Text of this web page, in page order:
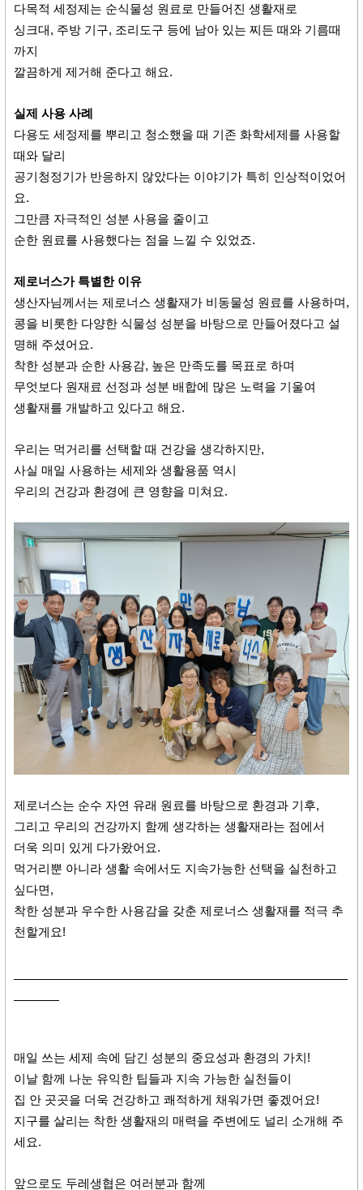
다목적 세정제는 순식물성 원료로 만들어진 생활재로
싱크대, 주방 기구, 조리도구 등에 남아 있는 찌든 때와 기름때
까지
깔끔하게 제거해 준다고 해요.
실제 사용 사례
다용도 세정제를 뿌리고 청소했을 때 기존 화학세제를 사용할
때와 달리
공기청정기가 반응하지 않았다는 이야기가 특히 인상적이었어
요.
그만큼 자극적인 성분 사용을 줄이고
순한 원료를 사용했다는 점을 느낄 수 있었죠.
제로너스가 특별한 이유
생산자님께서는 제로너스 생활재가 비동물성 원료를 사용하며,
콩을 비롯한 다양한 식물성 성분을 바탕으로 만들어졌다고 설
명해 주셨어요.
착한 성분과 순한 사용감, 높은 만족도를 목표로 하며
무엇보다 원재료 선정과 성분 배합에 많은 노력을 기울여
생활재를 개발하고 있다고 해요.
우리는 먹거리를 선택할 때 건강을 생각하지만,
사실 매일 사용하는 세제와 생활용품 역시
우리의 건강과 환경에 큰 영향을 미쳐요.
제로너스는 순수 자연 유래 원료를 바탕으로 환경과 기후,
그리고 우리의 건강까지 함께 생각하는 생활재라는 점에서
더욱 의미 있게 다가왔어요.
먹거리뿐 아니라 생활 속에서도 지속가능한 선택을 실천하고
싶다면,
착한 성분과 우수한 사용감을 갖춘 제로너스 생활재를 적극 추
천할게요!
매일 쓰는 세제 속에 담긴 성분의 중요성과 환경의 가치!
이날 함께 나눈 유익한 팁들과 지속 가능한 실천들이
집 안 곳곳을 더욱 건강하고 쾌적하게 채워가면 좋겠어요!
지구를 살리는 착한 생활재의 매력을 주변에도 널리 소개해 주
세요.
앞으로도 두레생협은 여러분과 함께